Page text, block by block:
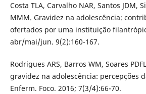
Costa TLA, Carvalho NAR, Santos JDM,
MMM. Gravidez na adolescência:
ofertados por uma instituição
abr/mai/jun. 9(2):160-167.
Rodrigues ARS, Barros WM, Soares
gravidez na adolescência: percepções
Enferm. Foco. 2016; 7(3/4):66-70.